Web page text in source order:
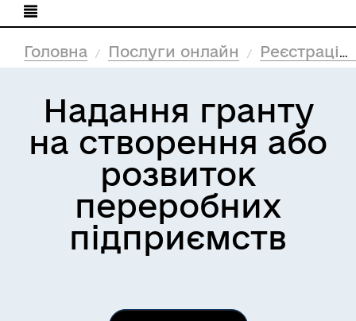
Головна Послуги онлайн Реєстрація (Реєстри)
Надання гранту
на створення або
розвиток
переробних
підприємств